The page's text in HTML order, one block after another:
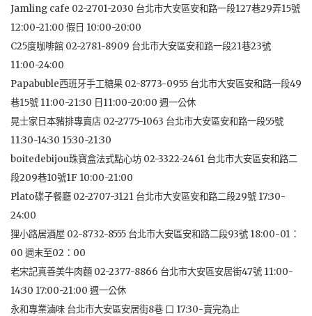
Jamling cafe 02-2701-2030 台北市大安區安和路一段127巷29弄15號
12:00-21:00 假日 10:00-20:00
C25度咖啡館 02-2781-8909 台北市大安區安和路一段21巷23號
11:00-24:00
Papabuble西班牙手工糖果 02-8773-0955 台北市大安區安和路一段49
巷15號 11:00-21:30 日11:00-20:00 週一公休
晃士家日本豬排專賣店 02-2775-1063 台北市大安區安和路一段55號
11:30-14:30 15:30-21:30
boitedebijou珠寶盒法式點心坊 02-3322-2461 台北市大安區安和路二
段209巷10號1F 10:00-21:00
Plato碟子餐廳 02-2707-3121 台北市大安區安和路二段29號 17:30-
24:00
狸小路居酒屋 02-8732-8555 台北市大安區安和路二段93號 18:00-01：
00 週末至02：00
老宋記真善美牛肉麵 02-2377-8866 台北市大安區安居街47號 11:00-
14:30 17:00-21:00 週一公休
永和專業滷味 台北市大安區安居街8巷 口 17:30-賣完為止